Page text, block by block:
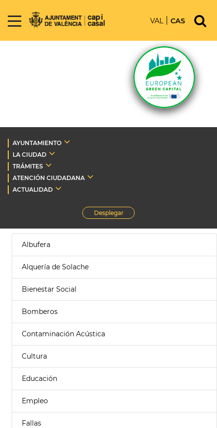
VAL CAS
AYUNTAMIENTO
LA CIUDAD
TRÁMITES
ATENCIÓN CIUDADANA
ACTUALIDAD
Desplegar
Albufera
Alquería de Solache
Bienestar Social
Bomberos
Contaminación Acústica
Cultura
Educación
Empleo
Fallas